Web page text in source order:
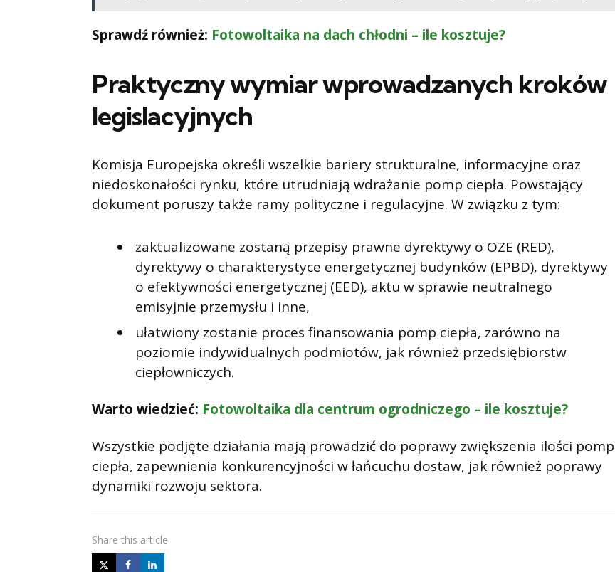
Sprawdź również: Fotowoltaika na dach chłodni – ile kosztuje?
Praktyczny wymiar wprowadzanych kroków
legislacyjnych
Komisja Europejska określi wszelkie bariery strukturalne, informacyjne oraz
niedoskonałości rynku, które utrudniają wdrażanie pomp ciepła. Powstający
dokument poruszy także ramy polityczne i regulacyjne. W związku z tym:
zaktualizowane zostaną przepisy prawne dyrektywy o OZE (RED),
dyrektywy o charakterystyce energetycznej budynków (EPBD), dyrektywy
o efektywności energetycznej (EED), aktu w sprawie neutralnego
emisyjnie przemysłu i inne,
ułatwiony zostanie proces finansowania pomp ciepła, zarówno na
poziomie indywidualnych podmiotów, jak również przedsiębiorstw
ciepłowniczych.
Warto wiedzieć: Fotowoltaika dla centrum ogrodniczego – ile kosztuje?
Wszystkie podjęte działania mają prowadzić do poprawy zwiększenia ilości pomp
ciepła, zapewnienia konkurencyjności w łańcuchu dostaw, jak również poprawy
dynamiki rozwoju sektora.
Share this article